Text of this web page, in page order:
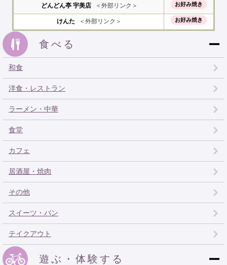
食べる
和食
洋食・レストラン
ラーメン・中華
食堂
カフェ
居酒屋・焼肉
その他
スイーツ・パン
テイクアウト
遊ぶ・体験する
どんどん亭 宇美店 ＜外部リンク＞ お好み焼き
けんた ＜外部リンク＞ お好み焼き